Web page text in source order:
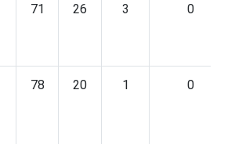
71 26 3 0
78 20 1 0